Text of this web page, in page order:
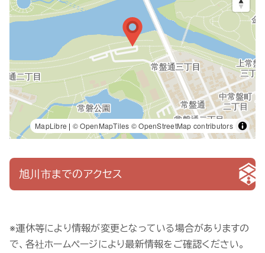
MapLibre | © OpenMapTiles © OpenStreetMap contributors
旭川市までのアクセス
※運休等により情報が変更となっている場合がありますの
で、各社ホームページにより最新情報をご確認ください。